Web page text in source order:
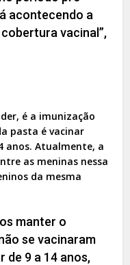
acontecendo a
vacinal”,
é a imunização
pasta é vacinar
anos. Atualmente, a
as meninas nessa
da mesma
manter o
se vacinaram
de 9 a 14 anos,